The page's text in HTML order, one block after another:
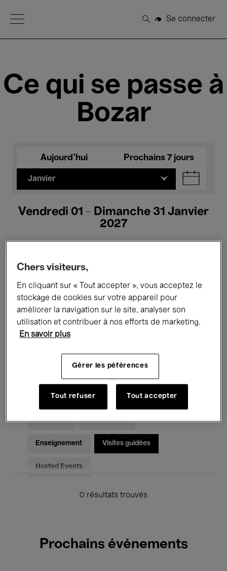
Open Menu
Rechercher
Se connecter
Ce qui se passe à
Bozar
Aujourd'hui Prochains 7 jours
Janvier
Vendredi 01 - Dimanche 31 Janvier
2027
Tous les événements Concerts
Expositions Films Performances
Rencontres & Débats
Musique classique Global Music
Musique électronique
Pour tous Kids’ Palace
Enseignement Visites guidées
Hosted Events
0 résultats trouvés
Prochains événements
Chers visiteurs,
En cliquant sur « Tout accepter », vous acceptez le
stockage de cookies sur votre appareil pour
améliorer la navigation sur le site, analyser son
utilisation et contribuer à nos efforts de marketing.
En savoir plus
Gérer les péférences
Tout refuser Tout accepter